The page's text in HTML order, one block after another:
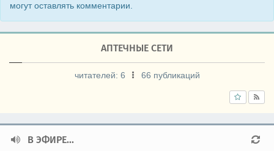
могут оставлять комментарии.
АПТЕЧНЫЕ СЕТИ
читателей: 6 66 публикаций
В ЭФИРЕ...